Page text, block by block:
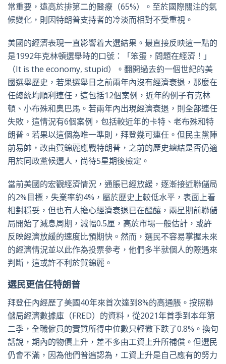
常重要，遠高於排第二的醫療（65%）。至於國際關注的氣
候變化，則因特朗普支持者的冷淡而相對不受重視。
美國的經濟表現一直影響着大選結果。最直接反映這一點的
是1992年克林頓選舉時的口號：「笨蛋，問題在經濟！」
（It is the economy, stupid）。翻開過去約一個世紀的美
國選舉歷史，若果選舉日之前兩年內沒有經濟衰退，那麼在
任總統均順利連任，這包括12個案例，近年的例子有克林
頓、小布殊和奧巴馬。若兩年內出現經濟衰退，則全部連任
失敗，這情況有6個案例，包括較近年的卡特、老布殊和特
朗普。若果以這個為唯一準則，拜登幾可連任。但民主黨陣
前易帥，改由賀錦麗應戰特朗普，之前的歷史總結是否仍適
用於同政黨候選人，尚待5星期後檢定。
當前美國的宏觀經濟情況，通脹已經放緩，逐漸接近聯儲局
的2%目標，失業率約4%，屬於歷史上較低水平，表面上看
相對穩妥，但也有人擔心經濟衰退已在醞釀，兩星期前聯儲
局開始了減息周期，減幅0.5厘，高於市場一般估計，或許
反映經濟放緩的速度比預期快。然而，選民不容易掌握未來
的經濟情況並以此作為投票參考，他們多半就個人的際遇來
判斷，這或許不利於賀錦麗。
選民更信任特朗普
拜登任內經歷了美國40年來首次達到8%的高通脹。按照聯
儲局經濟數據庫（FRED）的資料，從2021年首季到本年第
二季，全職僱員的實質所得中位數只輕微下跌了0.8%。換句
話說，期內的物價上升，差不多由工資上升所補償。但選民
仍會不滿，因為他們普遍認為，工資上升是自己應有的努力